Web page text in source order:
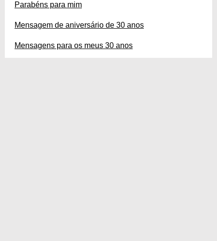
Parabéns para mim
Mensagem de aniversário de 30 anos
Mensagens para os meus 30 anos